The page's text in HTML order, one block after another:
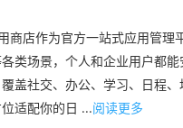
商店作为官方一站式应用管理
类场景，个人和企业用户都
盖社交、办公、学习、日程
适配你的日 ...阅读更多